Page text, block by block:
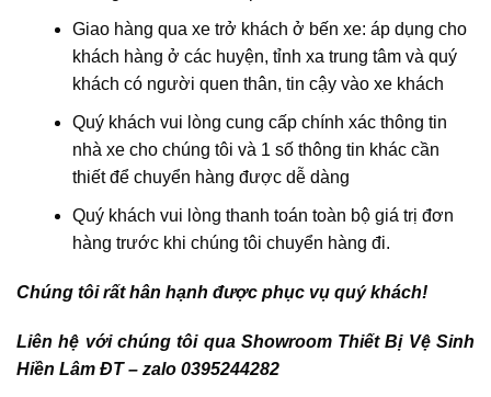
Giao hàng qua xe trở khách ở bến xe: áp dụng cho
khách hàng ở các huyện, tỉnh xa trung tâm và quý
khách có người quen thân, tin cậy vào xe khách
Quý khách vui lòng cung cấp chính xác thông tin
nhà xe cho chúng tôi và 1 số thông tin khác cần
thiết để chuyển hàng được dễ dàng
Quý khách vui lòng thanh toán toàn bộ giá trị đơn
hàng trước khi chúng tôi chuyển hàng đi.
Chúng tôi rất hân hạnh được phục vụ quý khách!
Liên hệ với chúng tôi qua Showroom Thiết Bị Vệ Sinh
Hiền Lâm ĐT – zalo 0395244282